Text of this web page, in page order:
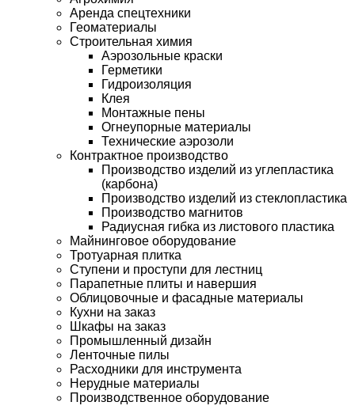
Аренда спецтехники
Геоматериалы
Строительная химия
Аэрозольные краски
Герметики
Гидроизоляция
Клея
Монтажные пены
Огнеупорные материалы
Технические аэрозоли
Контрактное производство
Производство изделий из углепластика
(карбона)
Производство изделий из стеклопластика
Производство магнитов
Радиусная гибка из листового пластика
Майнинговое оборудование
Тротуарная плитка
Ступени и проступи для лестниц
Парапетные плиты и навершия
Облицовочные и фасадные материалы
Кухни на заказ
Шкафы на заказ
Промышленный дизайн
Ленточные пилы
Расходники для инструмента
Нерудные материалы
Производственное оборудование